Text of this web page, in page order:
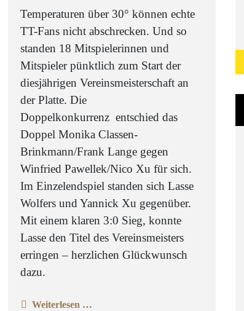
Temperaturen über 30° können echte
TT-Fans nicht abschrecken. Und so
standen 18 Mitspielerinnen und
Mitspieler pünktlich zum Start der
diesjährigen Vereinsmeisterschaft an
der Platte. Die
Doppelkonkurrenz entschied das
Doppel Monika Classen-
Brinkmann/Frank Lange gegen
Winfried Pawellek/Nico Xu für sich.
Im Einzelendspiel standen sich Lasse
Wolfers und Yannick Xu gegenüber.
Mit einem klaren 3:0 Sieg, konnte
Lasse den Titel des Vereinsmeisters
erringen – herzlichen Glückwunsch
dazu.
Weiterlesen …